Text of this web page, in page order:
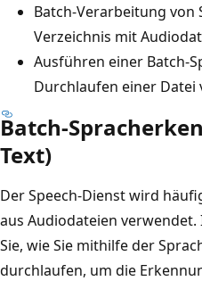
Batch-Verarbeitung
Verzeichnis mit
Ausführen einer Batch-
Durchlaufen einer Datei
Batch-
Text)
Der Speech-Dienst wird
aus Audiodateien
Sie, wie Sie mithilfe der
durchlaufen, um die